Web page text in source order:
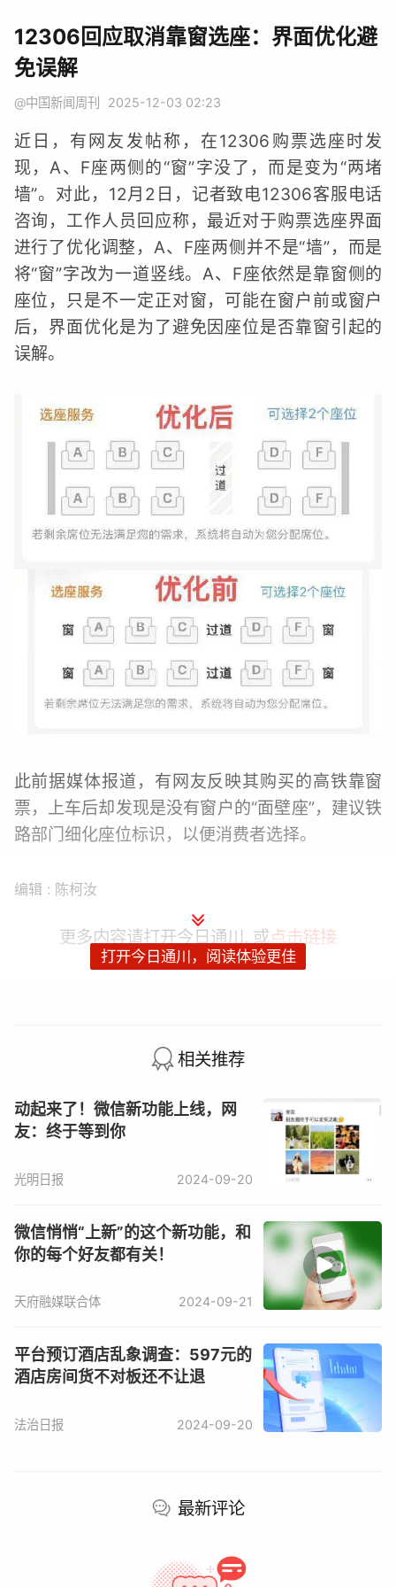
12306回应取消靠窗选座：界面优化避
免误解
@中国新闻周刊 2025-12-03 02:23
近日，有网友发帖称，在12306购票选座时发
现，A、F座两侧的“窗”字没了，而是变为“两堵
墙”。对此，12月2日，记者致电12306客服电话
咨询，工作人员回应称，最近对于购票选座界面
进行了优化调整，A、F座两侧并不是“墙”，而是
将“窗”字改为一道竖线。A、F座依然是靠窗侧的
座位，只是不一定正对窗，可能在窗户前或窗户
后，界面优化是为了避免因座位是否靠窗引起的
误解。
此前据媒体报道，有网友反映其购买的高铁靠窗
票，上车后却发现是没有窗户的“面壁座”，建议铁
路部门细化座位标识，以便消费者选择。
编辑 : 陈柯汝
更多内容请打开今日通川, 或点击链接
打开今日通川，阅读体验更佳
相关推荐
动起来了！微信新功能上线，网
友：终于等到你
光明日报 2024-09-20
微信悄悄“上新”的这个新功能，和
你的每个好友都有关！
天府融媒联合体 2024-09-21
平台预订酒店乱象调查：597元的
酒店房间货不对板还不让退
法治日报 2024-09-20
最新评论